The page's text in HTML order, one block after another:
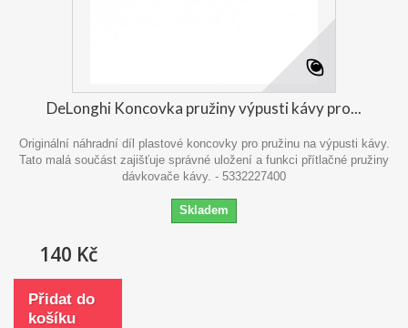
DeLonghi Koncovka pružiny výpusti kávy pro...
Originální náhradní díl plastové koncovky pro pružinu na výpusti kávy.
Tato malá součást zajišťuje správné uložení a funkci přítlačné pružiny
dávkovače kávy. - 5332227400
Skladem
140 Kč
Přidat do
košíku